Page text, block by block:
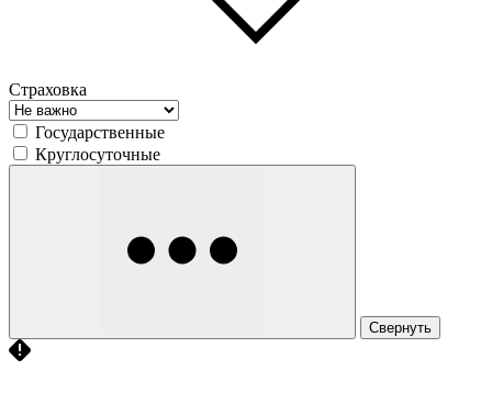
Страховка
Государственные
Круглосуточные
Свернуть